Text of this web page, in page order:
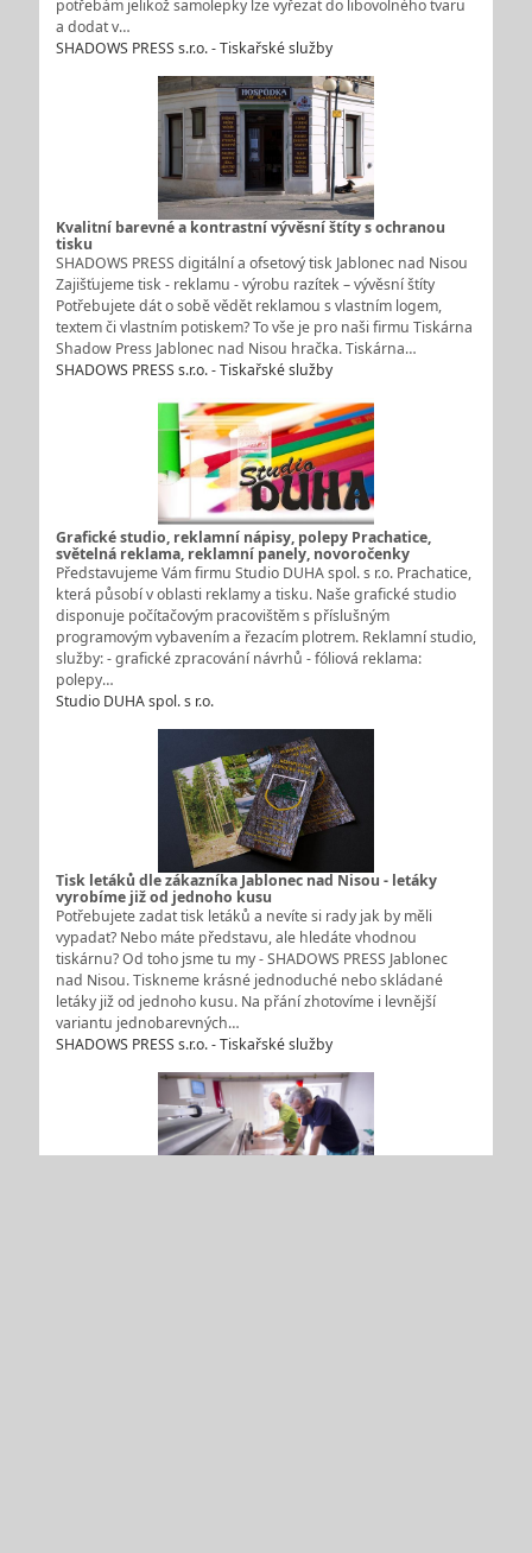
potřebám jelikož samolepky lze vyřezat do libovolného tvaru
a dodat v…
SHADOWS PRESS s.r.o. - Tiskařské služby
Kvalitní barevné a kontrastní vývěsní štíty s ochranou
tisku
SHADOWS PRESS digitální a ofsetový tisk Jablonec nad Nisou
Zajišťujeme tisk - reklamu - výrobu razítek – vývěsní štíty
Potřebujete dát o sobě vědět reklamou s vlastním logem,
textem či vlastním potiskem? To vše je pro naši firmu Tiskárna
Shadow Press Jablonec nad Nisou hračka. Tiskárna…
SHADOWS PRESS s.r.o. - Tiskařské služby
Grafické studio, reklamní nápisy, polepy Prachatice,
světelná reklama, reklamní panely, novoročenky
Představujeme Vám firmu Studio DUHA spol. s r.o. Prachatice,
která působí v oblasti reklamy a tisku. Naše grafické studio
disponuje počítačovým pracovištěm s příslušným
programovým vybavením a řezacím plotrem. Reklamní studio,
služby: - grafické zpracování návrhů - fóliová reklama:
polepy…
Studio DUHA spol. s r.o.
Tisk letáků dle zákazníka Jablonec nad Nisou - letáky
vyrobíme již od jednoho kusu
Potřebujete zadat tisk letáků a nevíte si rady jak by měli
vypadat? Nebo máte představu, ale hledáte vhodnou
tiskárnu? Od toho jsme tu my - SHADOWS PRESS Jablonec
nad Nisou. Tiskneme krásné jednoduché nebo skládané
letáky již od jednoho kusu. Na přání zhotovíme i levnější
variantu jednobarevných…
SHADOWS PRESS s.r.o. - Tiskařské služby